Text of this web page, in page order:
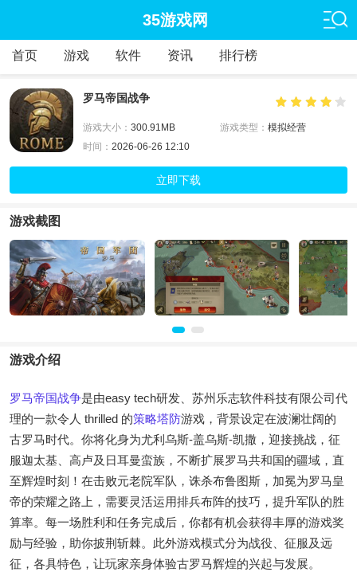
35游戏网
首页 游戏 软件 资讯 排行榜
罗马帝国战争
游戏大小： 300.91MB 游戏类型： 模拟经营
时间： 2026-06-26 12:10
立即下载
游戏截图
游戏介绍
罗马帝国战争是由easy tech研发、苏州乐志软件科技有限公司代
理的一款令人 thrilled 的策略塔防游戏，背景设定在波澜壮阔的
古罗马时代。你将化身为尤利乌斯-盖乌斯-凯撒，迎接挑战，征
服迦太基、高卢及日耳曼蛮族，不断扩展罗马共和国的疆域，直
至辉煌时刻！在击败元老院军队，诛杀布鲁图斯，加冕为罗马皇
帝的荣耀之路上，需要灵活运用排兵布阵的技巧，提升军队的胜
算率。每一场胜利和任务完成后，你都有机会获得丰厚的游戏奖
励与经验，助你披荆斩棘。此外游戏模式分为战役、征服及远
征，各具特色，让玩家亲身体验古罗马辉煌的兴起与发展。